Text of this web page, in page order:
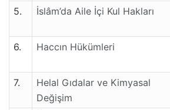
5. İslâm’da Aile İçi Kul Hakları
6.
Haccın Hükümleri
7.
Helal Gıdalar ve Kimyasal
Değişim